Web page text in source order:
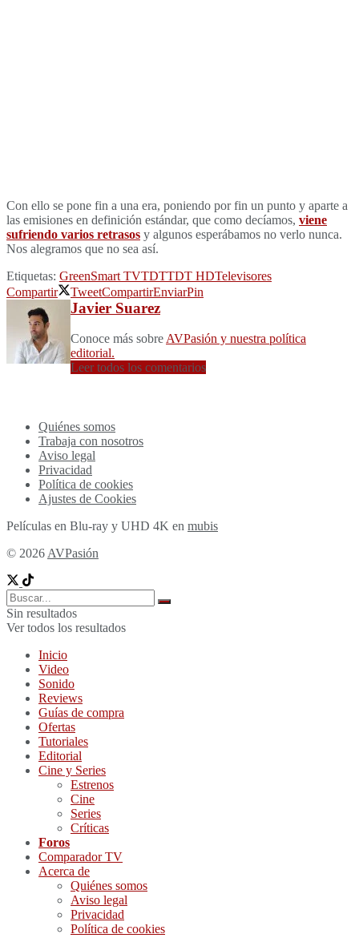
Con ello se pone fin a una era, poniendo por fin un punto y aparte a
las emisiones en definición estándar, que como decíamos, viene
sufriendo varios retrasos y algunos esperábamos no verlo nunca.
Nos alegramos que no sea así.
Etiquetas: GreenSmart TVTDTTDT HDTelevisores
Compartir
TweetCompartirEnviarPin
Javier Suarez
Conoce más sobre AVPasión y nuestra política
editorial.
Leer todos los comentarios
Quiénes somos
Trabaja con nosotros
Aviso legal
Privacidad
Política de cookies
Ajustes de Cookies
Películas en Blu-ray y UHD 4K en mubis
© 2026 AVPasión
Sin resultados
Ver todos los resultados
Inicio
Video
Sonido
Reviews
Guías de compra
Ofertas
Tutoriales
Editorial
Cine y Series
Estrenos
Cine
Series
Críticas
Foros
Comparador TV
Acerca de
Quiénes somos
Aviso legal
Privacidad
Política de cookies